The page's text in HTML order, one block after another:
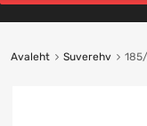
Avaleht Suverehv